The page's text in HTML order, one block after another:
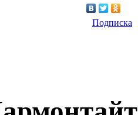
Подписка